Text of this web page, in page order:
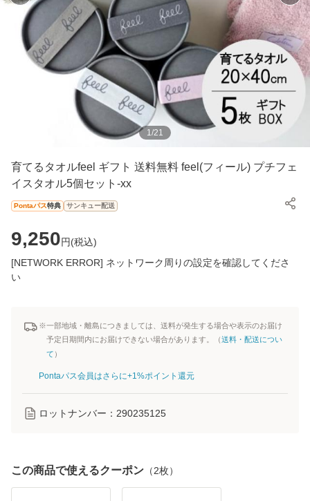
1/21
育てるタオルfeel ギフト 送料無料 feel(フィール) プチフェ
イスタオル5個セット-xx
Pontaパス特典 サンキュー配送
9,250円(税込)
[NETWORK ERROR] ネットワーク周りの設定を確認してくださ
い
※一部地域・離島につきましては、送料が発生する場合や表示のお届け
予定日期間内にお届けできない場合があります。（送料・配送につい
て ）
Pontaパス会員はさらに+1%ポイント還元
ロットナンバー： 290235125
この商品で使えるクーポン （2枚）